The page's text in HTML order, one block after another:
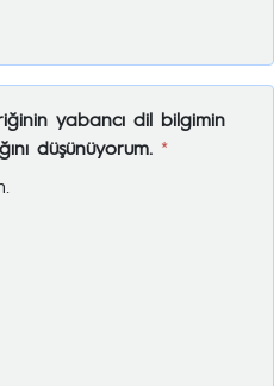
yabancı dil bilgimin
düşünüyorum. *